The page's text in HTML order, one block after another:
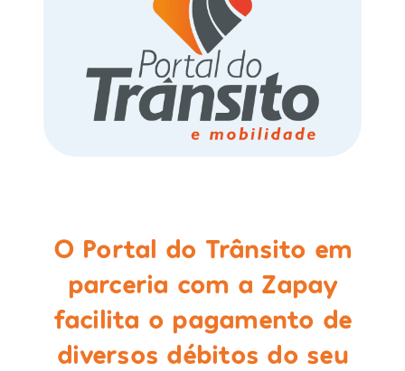
O Portal do Trânsito em
parceria com a Zapay
facilita o pagamento de
diversos débitos do seu